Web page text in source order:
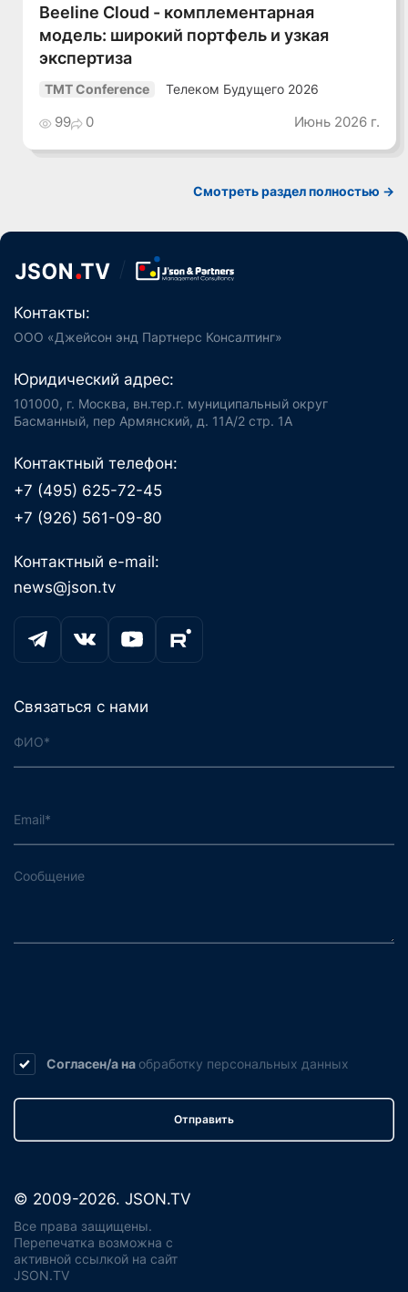
Beeline Cloud - комплементарная
модель: широкий портфель и узкая
экспертиза
TMT Conference Телеком Будущего 2026
99 0 Июнь 2026 г.
Смотреть раздел полностью ->
Контакты:
ООО «Джейсон энд Партнерс Консалтинг»
Юридический адрес:
101000, г. Москва, вн.тер.г. муниципальный округ
Басманный, пер Армянский, д. 11А/2 стр. 1А
Контактный телефон:
+7 (495) 625-72-45
+7 (926) 561-09-80
Контактный e-mail:
news@json.tv
Связаться с нами
Согласен/а на обработку персональных данных
Отправить
© 2009-2026. JSON.TV
Все права защищены.
Перепечатка возможна с
активной ссылкой на сайт
JSON.TV